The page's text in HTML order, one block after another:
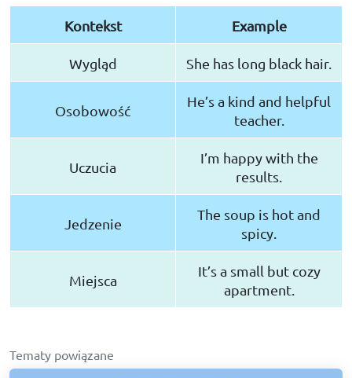
Kontekst Example
Wygląd She has long black hair.
Osobowość
He’s a kind and helpful
teacher.
Uczucia
I’m happy with the
results.
Jedzenie
The soup is hot and
spicy.
Miejsca
It’s a small but cozy
apartment.
Tematy powiązane